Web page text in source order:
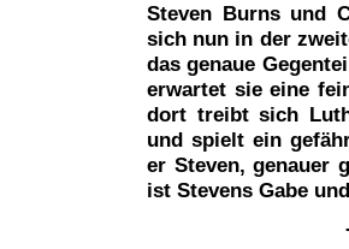
Steven Burns und
sich nun in der
das genaue
erwartet sie eine
dort treibt sich
und spielt ein
er Steven, genauer
ist Stevens Gabe